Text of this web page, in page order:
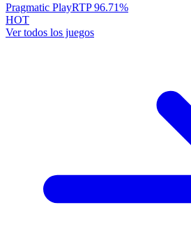
Pragmatic PlayRTP96.71%
HOT
Ver todos los juegos